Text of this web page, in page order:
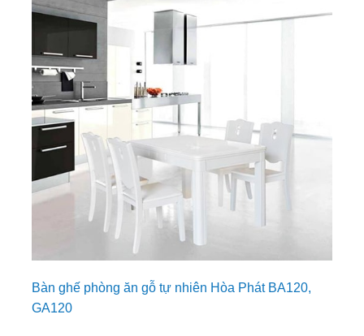
Bàn ghế phòng ăn gỗ tự nhiên Hòa Phát BA120,
GA120